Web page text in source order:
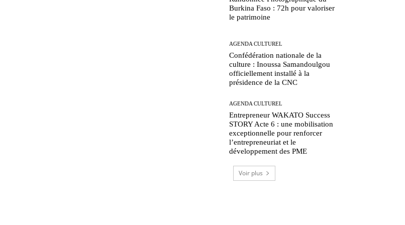
Burkina Faso : 72h pour valoriser
le patrimoine
AGENDA CULTUREL
Confédération nationale de la
culture : Inoussa Samandoulgou
officiellement installé à la
présidence de la CNC
AGENDA CULTUREL
Entrepreneur WAKATO Success
STORY Acte 6 : une mobilisation
exceptionnelle pour renforcer
l’entrepreneuriat et le
développement des PME
Voir plus